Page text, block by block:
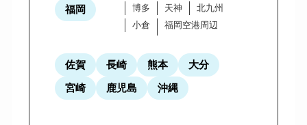
福岡 博多 天神
北九州
小倉
福岡空港周辺
佐賀 長崎 熊本
大分
宮崎
鹿児島 沖縄